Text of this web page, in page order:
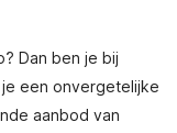
Dan ben je bij
een onvergetelijke
aanbod van